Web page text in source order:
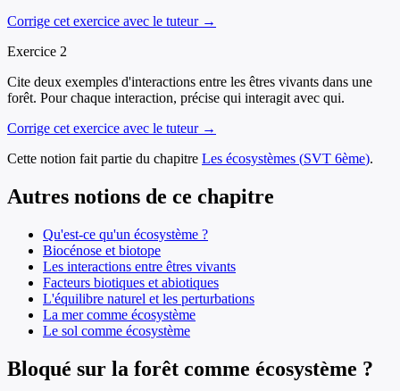
Corrige cet exercice avec le tuteur →
Exercice 2
Cite deux exemples d'interactions entre les êtres vivants dans une
forêt. Pour chaque interaction, précise qui interagit avec qui.
Corrige cet exercice avec le tuteur →
Cette notion fait partie du chapitre Les écosystèmes (SVT 6ème).
Autres notions de ce chapitre
Qu'est-ce qu'un écosystème ?
Biocénose et biotope
Les interactions entre êtres vivants
Facteurs biotiques et abiotiques
L'équilibre naturel et les perturbations
La mer comme écosystème
Le sol comme écosystème
Bloqué sur la forêt comme écosystème ?